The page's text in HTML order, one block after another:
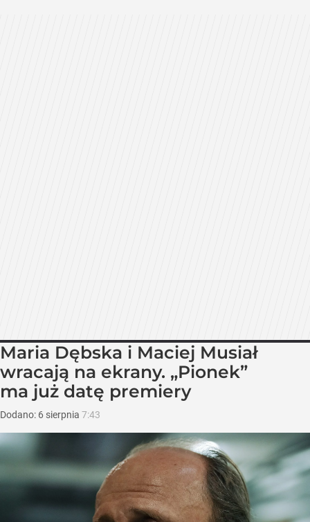
Maria Dębska i Maciej Musiał
wracają na ekrany. „Pionek”
ma już datę premiery
Dodano: 6 sierpnia 7:43